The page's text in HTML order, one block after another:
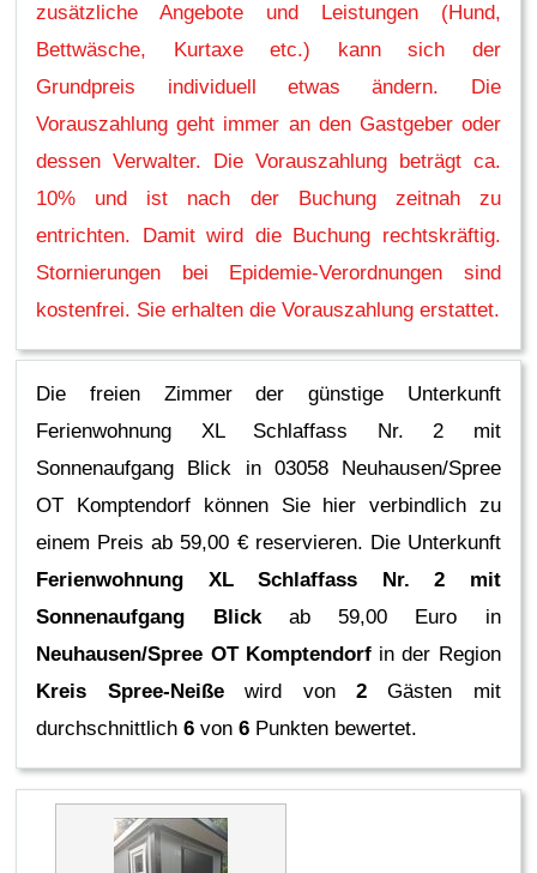
zusätzliche Angebote und Leistungen (Hund,
Bettwäsche, Kurtaxe etc.) kann sich der
Grundpreis individuell etwas ändern. Die
Vorauszahlung geht immer an den Gastgeber oder
dessen Verwalter. Die Vorauszahlung beträgt ca.
10% und ist nach der Buchung zeitnah zu
entrichten. Damit wird die Buchung rechtskräftig.
Stornierungen bei Epidemie-Verordnungen sind
kostenfrei. Sie erhalten die Vorauszahlung erstattet.
Die freien Zimmer der günstige Unterkunft
Ferienwohnung XL Schlaffass Nr. 2 mit
Sonnenaufgang Blick in 03058 Neuhausen/Spree
OT Komptendorf können Sie hier verbindlich zu
einem Preis ab 59,00 € reservieren. Die Unterkunft
Ferienwohnung XL Schlaffass Nr. 2 mit
Sonnenaufgang Blickab 59,00 Euro in
Neuhausen/Spree OT Komptendorfin der Region
Kreis Spree-Neißewird von 2Gästen mit
durchschnittlich6 von6 Punkten bewertet.